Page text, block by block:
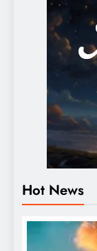
Hot News